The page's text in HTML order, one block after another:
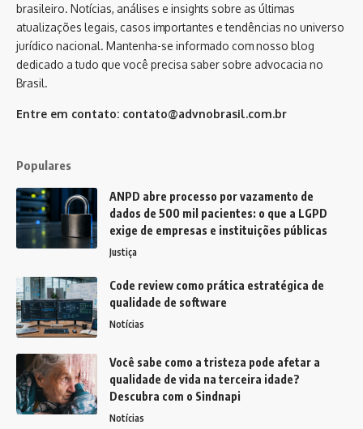
brasileiro. Notícias, análises e insights sobre as últimas
atualizações legais, casos importantes e tendências no universo
jurídico nacional. Mantenha-se informado com nosso blog
dedicado a tudo que você precisa saber sobre advocacia no
Brasil.
Entre em contato: contato@advnobrasil.com.br
Populares
ANPD abre processo por vazamento de
dados de 500 mil pacientes: o que a LGPD
exige de empresas e instituições públicas
Justiça
Code review como prática estratégica de
qualidade de software
Notícias
Você sabe como a tristeza pode afetar a
qualidade de vida na terceira idade?
Descubra com o Sindnapi
Notícias